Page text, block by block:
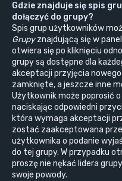
Gdzie znajduje się spis
dołączyć do grupy?
Spis grup użytkowników
Grupyznajdującą się w
otwiera się po kliknięciu
grupy są dostępne dla
akceptacji przyjęcia
zamknięte, a jeszcze inne
Użytkownik może poprosić
naciskając odpowiedni
która wymaga akceptacji
zostać zaakceptowana
użytkownika o podanie
do tej grupy. W przypadku
proszę nie nękać lidera
swoje powody.